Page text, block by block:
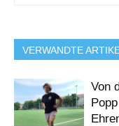
VERWANDTE
Von